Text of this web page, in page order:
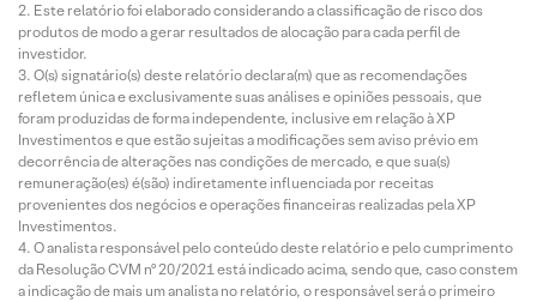
Este relatório foi elaborado considerando a classificação de risco dos
produtos de modo a gerar resultados de alocação para cada perfil de
investidor.
O(s) signatário(s) deste relatório declara(m) que as recomendações
refletem única e exclusivamente suas análises e opiniões pessoais, que
foram produzidas de forma independente, inclusive em relação à XP
Investimentos e que estão sujeitas a modificações sem aviso prévio em
decorrência de alterações nas condições de mercado, e que sua(s)
remuneração(es) é(são) indiretamente influenciada por receitas
provenientes dos negócios e operações financeiras realizadas pela XP
Investimentos.
O analista responsável pelo conteúdo deste relatório e pelo cumprimento
da Resolução CVM nº 20/2021 está indicado acima, sendo que, caso constem
a indicação de mais um analista no relatório, o responsável será o primeiro